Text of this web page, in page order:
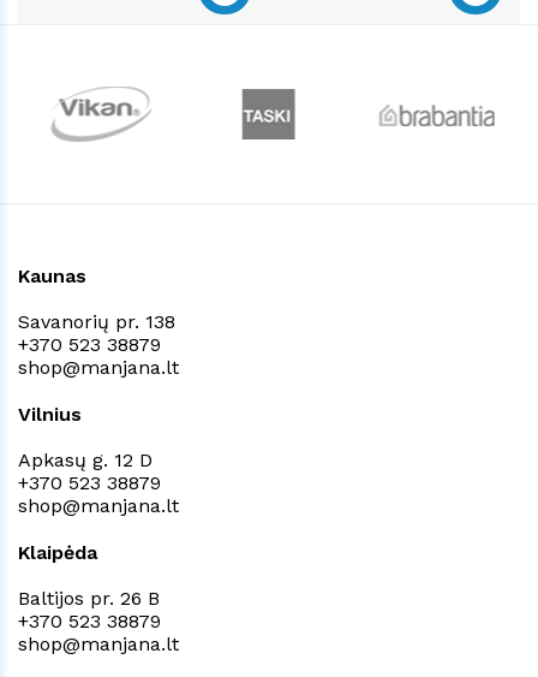
Kaunas
Savanorių pr. 138
+370 523 38879
shop@manjana.lt
Vilnius
Apkasų g. 12 D
+370 523 38879
shop@manjana.lt
Klaipėda
Baltijos pr. 26 B
+370 523 38879
shop@manjana.lt